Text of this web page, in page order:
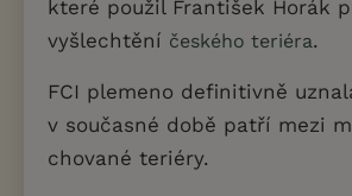
které použil František Horák
vyšlechtění českého teriéra.
FCI plemeno definitivně
v současné době patří mezi
chované teriéry.